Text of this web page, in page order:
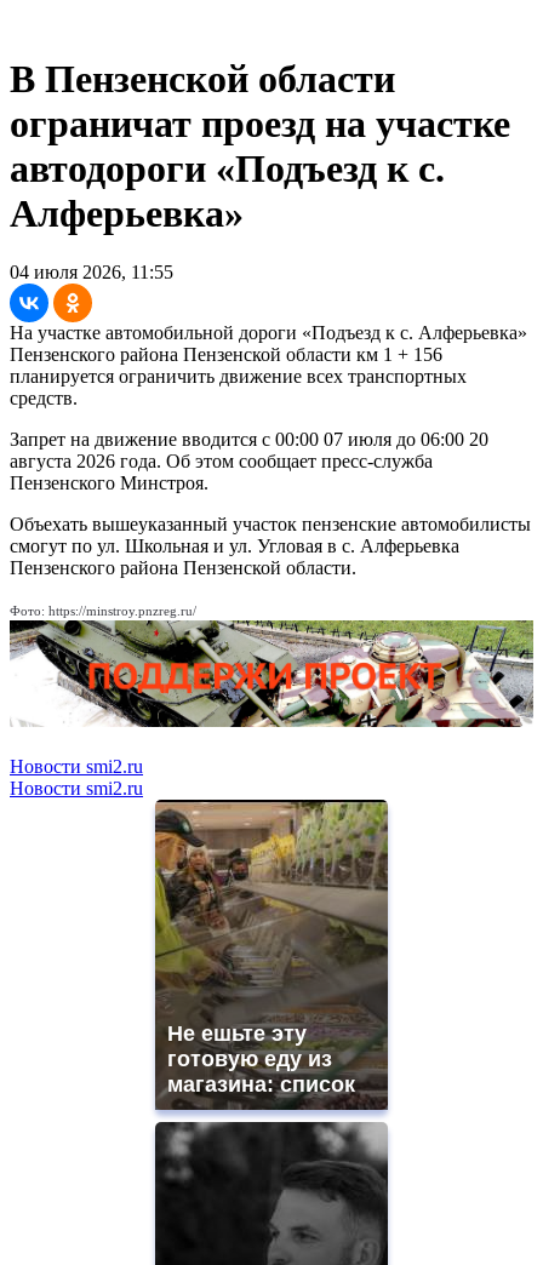
В Пензенской области
ограничат проезд на участке
автодороги «Подъезд к с.
Алферьевка»
04 июля 2026, 11:55
На участке автомобильной дороги «Подъезд к с. Алферьевка»
Пензенского района Пензенской области км 1 + 156
планируется ограничить движение всех транспортных
средств.
Запрет на движение вводится с 00:00 07 июля до 06:00 20
августа 2026 года. Об этом сообщает пресс-служба
Пензенского Минстроя.
Объехать вышеуказанный участок пензенские автомобилисты
смогут по ул. Школьная и ул. Угловая в с. Алферьевка
Пензенского района Пензенской области.
Фото: https://minstroy.pnzreg.ru/
Новости smi2.ru
Новости smi2.ru
Не ешьте эту
готовую еду из
магазина: список